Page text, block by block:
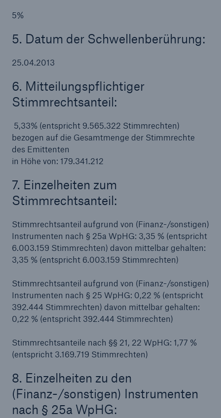
5%
5. Datum der Schwellenberührung:
25.04.2013
6. Mitteilungspflichtiger
Stimmrechtsanteil:
5,33% (entspricht 9.565.322 Stimmrechten)
bezogen auf die Gesamtmenge der Stimmrechte
des Emittenten
in Höhe von: 179.341.212
7. Einzelheiten zum
Stimmrechtsanteil:
Stimmrechtsanteil aufgrund von (Finanz-/sonstigen)
Instrumenten nach § 25a WpHG: 3,35 % (entspricht
6.003.159 Stimmrechten) davon mittelbar gehalten:
3,35 % (entspricht 6.003.159 Stimmrechten)
Stimmrechtsanteil aufgrund von (Finanz-/sonstigen)
Instrumenten nach § 25 WpHG: 0,22 % (entspricht
392.444 Stimmrechten) davon mittelbar gehalten:
0,22 % (entspricht 392.444 Stimmrechten)
Stimmrechtsanteile nach §§ 21, 22 WpHG: 1,77 %
(entspricht 3.169.719 Stimmrechten)
8. Einzelheiten zu den
(Finanz-/sonstigen) Instrumenten
nach § 25a WpHG:
seit 1980 beträgt
71.8%
Lösungen
Sachdeckung durch einen leistungsfähigen
Rückversicherungspartner